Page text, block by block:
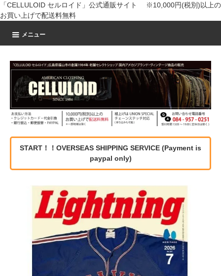
「CELLULOID セルロイド」公式通販サイト ※10,000円(税別)以上の
お買い上げで配送料無料
メニュー
START！！OVERSEAS SHIPPING SERVICE (Payment is
paypal only)